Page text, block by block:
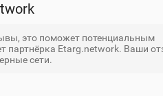
это поможет потенциальным
партнёрка Etarg.network. Ваши
сети.